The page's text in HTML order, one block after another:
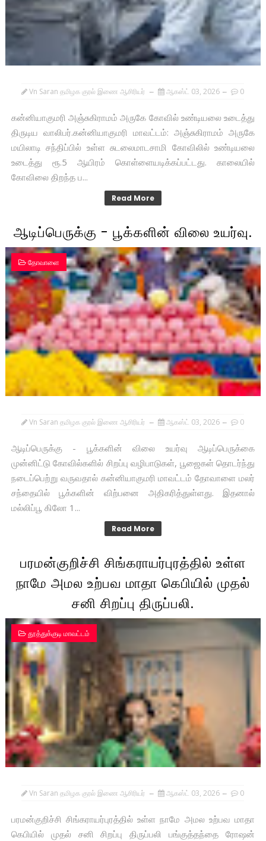
Vn Saran தமிழக குரல் இணை ஆசிரியர் ஆகஸ்ட் 03, 2026 0
கன்னியாகுமரி அஞ்சுகிராமம் அருகே கோவில் உண்டியலை உடைத்து
திருடிய வாலிபர்.கன்னியாகுமரி மாவட்டம்: அஞ்சுகிராமம் அருகே
மயிலாடி சந்திப்பில் உள்ள சுடலைமாடசாமி கோவிலில் உண்டியலை
உடைத்து ரூ.5 ஆயிரம் கொள்ளையடிக்கப்பட்டது. காலையில்
கோவிலை திறந்த ப...
Read More
ஆடிப்பெருக்கு - பூக்களின் விலை உயர்வு.
தோவாளை
Vn Saran தமிழக குரல் இணை ஆசிரியர் ஆகஸ்ட் 03, 2026 0
ஆடிப்பெருக்கு - பூக்களின் விலை உயர்வு ஆடிப்பெருக்கை
முன்னிட்டு கோவில்களில் சிறப்பு வழிபாடுகள், பூஜைகள் தொடர்ந்து
நடைப்பெற்று வருவதால் கன்னியாகுமரி மாவட்டம் தோவாளை மலர்
சந்தையில் பூக்களின் விற்பனை அதிகரித்துள்ளது. இதனால்
மல்லிப்பூ கிலோ 1...
Read More
பரமன்குறிச்சி சிங்கராயர்புரத்தில் உள்ள
நாமே அமல உற்பவ மாதா கெபியில் முதல்
சனி சிறப்பு திருப்பலி.
தூத்துக்குடி மாவட்டம்
Vn Saran தமிழக குரல் இணை ஆசிரியர் ஆகஸ்ட் 03, 2026 0
பரமன்குறிச்சி சிங்கராயர்புரத்தில் உள்ள நாமே அமல உற்பவ மாதா
கெபியில் முதல் சனி சிறப்பு திருப்பலி பங்குத்தந்தை ரோஷன்